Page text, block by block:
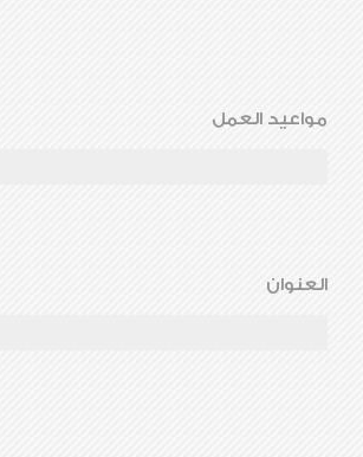
مواعيد العمل
العنوان